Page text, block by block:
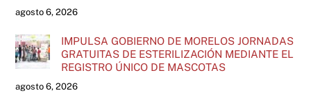
agosto 6, 2026
IMPULSA GOBIERNO DE MORELOS JORNADAS
GRATUITAS DE ESTERILIZACIÓN MEDIANTE EL
REGISTRO ÚNICO DE MASCOTAS
agosto 6, 2026